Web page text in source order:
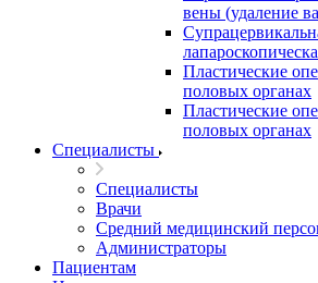
вены (удаление
Пластические
половых органах
Пластические
половых органах
Специалисты
Специалисты
Врачи
Средний медицинский
Администраторы
Пациентам